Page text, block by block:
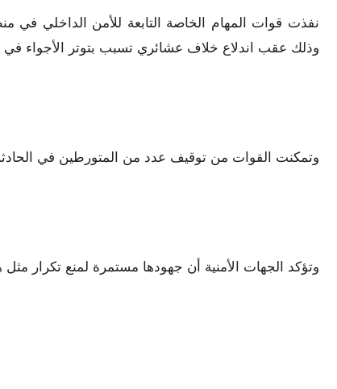
نفذت قوات المهام الخاصة التابعة للأمن الداخلي في
وذلك عقب اندلاع خلاف عشائري تسبب بتوتر الأجواء في
وتمكنت القوات من توقيف عدد من المتورطين في
وتؤكد الجهات الأمنية أن جهودها مستمرة لمنع تكرار